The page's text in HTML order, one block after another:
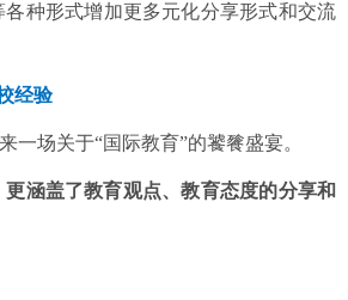
种形式增加更多元化分享形式和交流
经验
场关于“国际教育”的饕餮盛宴。
涵盖了教育观点、教育态度的分享和